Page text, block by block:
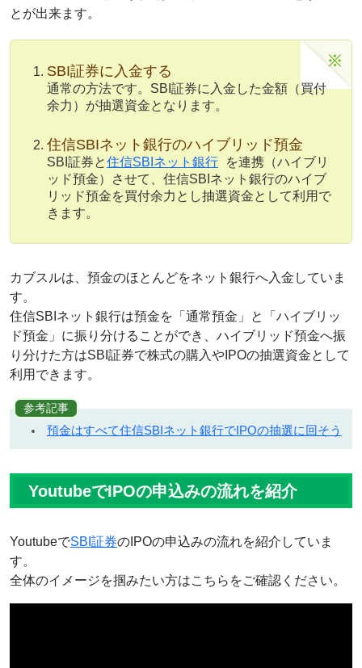
とが出来ます。
SBI証券に入金する
通常の方法です。SBI証券に入金した金額（買付
余力）が抽選資金となります。
住信SBIネット銀行のハイブリッド預金
SBI証券と住信SBIネット銀行
を連携（ハイブリ
ッド預金）させて、住信SBIネット銀行のハイブ
リッド預金を買付余力とし抽選資金として利用で
きます。
カブスルは、預金のほとんどをネット銀行へ入金していま
す。
住信SBIネット銀行は預金を「通常預金」と「ハイブリッ
ド預金」に振り分けることができ、ハイブリッド預金へ振
り分けた方はSBI証券で株式の購入やIPOの抽選資金として
利用できます。
参考記事
預金はすべて住信SBIネット銀行でIPOの抽選に回そう
YoutubeでIPOの申込みの流れを紹介
YoutubeでSBI証券のIPOの申込みの流れを紹介していま
す。
全体のイメージを掴みたい方はこちらをご確認ください。